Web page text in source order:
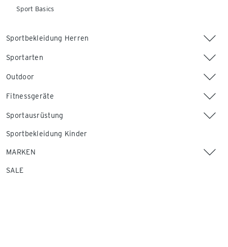
Sport Basics
Sportbekleidung Herren
Sportarten
Outdoor
Fitnessgeräte
Sportausrüstung
Sportbekleidung Kinder
MARKEN
SALE